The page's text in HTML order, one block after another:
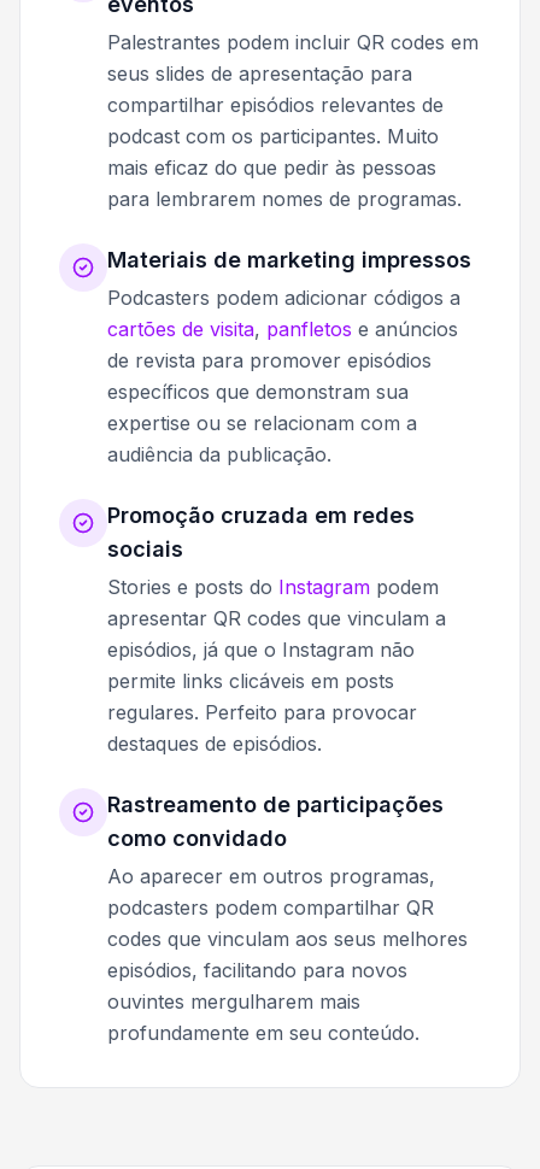
Palestrantes podem incluir QR codes em
seus slides de apresentação para
compartilhar episódios relevantes de
podcast com os participantes. Muito
mais eficaz do que pedir às pessoas
para lembrarem nomes de programas.
Materiais de marketing impressos
Podcasters podem adicionar códigos a
cartões de visita, panfletos e anúncios
de revista para promover episódios
específicos que demonstram sua
expertise ou se relacionam com a
audiência da publicação.
Promoção cruzada em redes
sociais
Stories e posts do Instagram podem
apresentar QR codes que vinculam a
episódios, já que o Instagram não
permite links clicáveis em posts
regulares. Perfeito para provocar
destaques de episódios.
Rastreamento de participações
como convidado
Ao aparecer em outros programas,
podcasters podem compartilhar QR
codes que vinculam aos seus melhores
episódios, facilitando para novos
ouvintes mergulharem mais
profundamente em seu conteúdo.